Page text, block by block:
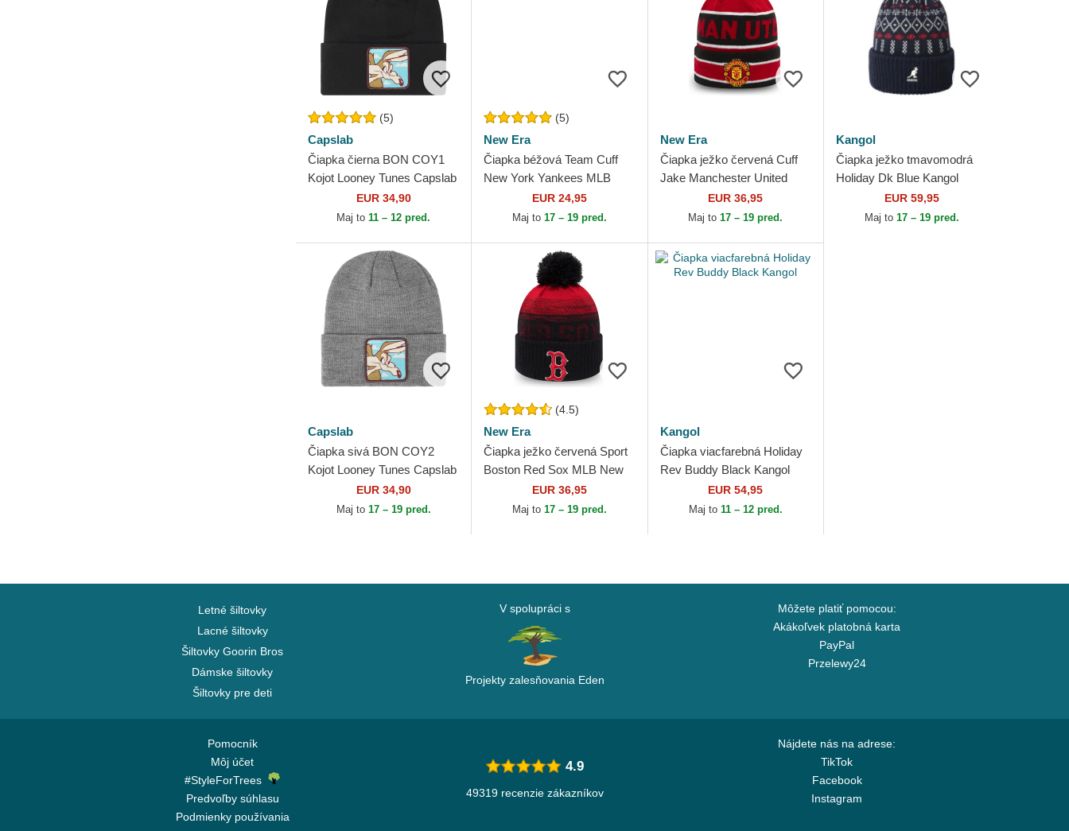
(5)
Capslab
Čiapka čierna BON COY1
Kojot Looney Tunes Capslab
EUR 34,90
Maj to11 – 12 pred.
(5)
New Era
Čiapka béžová Team Cuff
New York Yankees MLB
EUR 24,95
Maj to 17 – 19 pred.
New Era
Čiapka ježko červená Cuff
Jake Manchester United
Football Club Premier
League New Era
EUR 36,95
Maj to17 – 19 pred.
Kangol
Čiapka ježko tmavomodrá
Holiday Dk Blue Kangol
EUR 59,95
Maj to 17 – 19 pred.
Capslab
Čiapka sivá BON COY2
Kojot Looney Tunes Capslab
EUR 34,90
Maj to 17 – 19 pred.
(4.5)
New Era
Čiapka ježko červená Sport
Boston Red Sox MLB New
EUR 36,95
Maj to 17 – 19 pred.
Kangol
Čiapka viacfarebná Holiday
Rev Buddy Black Kangol
EUR 54,95
Maj to 11 – 12 pred.
Letné šiltovky
Lacné šiltovky
Šiltovky Goorin Bros
Dámske šiltovky
Šiltovky pre deti
V spolupráci s
Projekty zalesňovania Eden
Môžete platiť pomocou:
Akákoľvek platobná karta
PayPal
Przelewy24
Pomocník
Môj účet
#StyleForTrees
Predvoľby súhlasu
Podmienky používania
Nájdete nás na adrese:
TikTok
Facebook
Instagram
4.9
49319 recenzie zákazníkov